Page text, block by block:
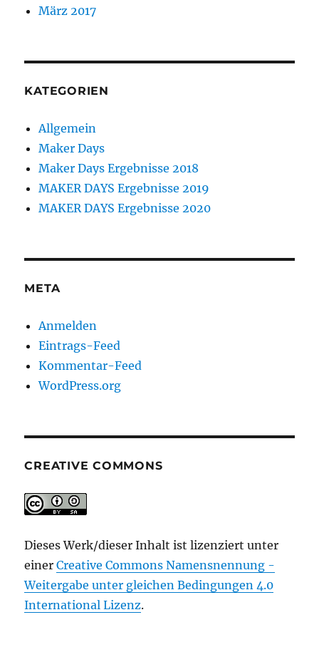
März 2017
KATEGORIEN
Allgemein
Maker Days
Maker Days Ergebnisse 2018
MAKER DAYS Ergebnisse 2019
MAKER DAYS Ergebnisse 2020
META
Anmelden
Eintrags-Feed
Kommentar-Feed
WordPress.org
CREATIVE COMMONS
Dieses Werk/dieser Inhalt ist lizenziert unter
einerCreative Commons Namensnennung -
Weitergabe unter gleichen Bedingungen 4.0
International Lizenz.